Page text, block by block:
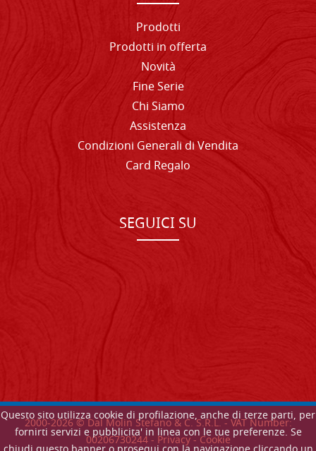
Questo sito utilizza cookie di profilazione, anche di terze parti, per
fornirti servizi e pubblicita' in linea con le tue preferenze. Se
Prodotti
Prodotti in offerta
Novità
Fine Serie
Chi Siamo
Assistenza
Condizioni Generali di Vendita
Card Regalo
SEGUICI SU
2000-2026© Dal Molin Stefano & C. S.R.L. - VAT Number:
00206730244 - Privacy-Cookie